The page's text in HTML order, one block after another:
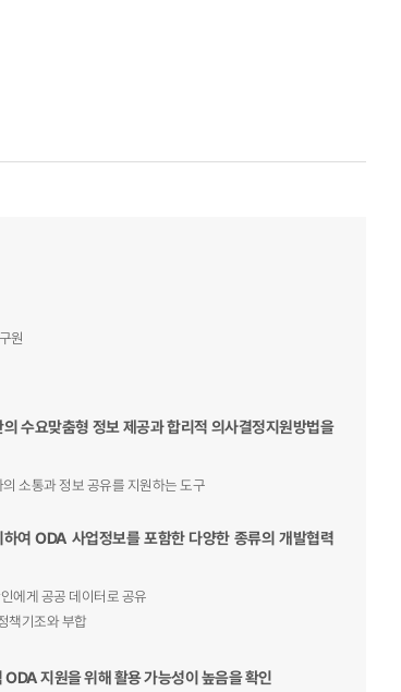
원
수요맞춤형 정보 제공과 합리적 의사결정지원방법을
소통과 정보 공유를 지원하는 도구
여 ODA 사업정보를 포함한 다양한 종류의 개발협력
에게 공공 데이터로 공유
책기조와 부합
지원을 위해 활용 가능성이 높음을 확인